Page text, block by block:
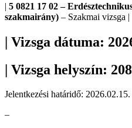
| 5 0821 17 02 –
szakmairány) – Szakmai vizsga |
| Vizsga dátuma:
| Vizsga helyszín:
Jelentkezési határidő: 2026.02.15.
–